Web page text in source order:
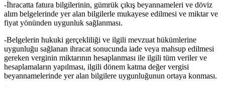
-İhracatta fatura bilgilerinin, gümrük çıkış beyannameleri ve döviz
alım belgelerinde yer alan bilgilerle mukayese edilmesi ve miktar ve
fiyat yönünden uygunluk sağlanması.
-Belgelerin hukuki gerçekliliği ve ilgili mevzuat hükümlerine
uygunluğu sağlanan ihracat sonucunda iade veya mahsup edilmesi
gereken verginin miktarının hesaplanması ile ilgili tüm veriler ve
hesaplamaların yapılması, ilgili dönem katma değer vergisi
beyannamelerinde yer alan bilgilere uygunluğunun ortaya konması.